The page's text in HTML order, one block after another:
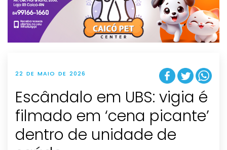
t
i
o
n
22 DE MAIO DE 2026
Escândalo em UBS: vigia é
filmado em ‘cena picante’
dentro de unidade de